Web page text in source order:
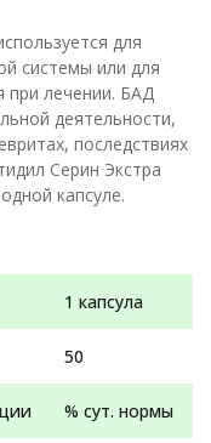
для
системы или для
при лечении. БАД
деятельности,
последствиях
Серин Экстра
капсуле.
1 капсула
50
% сут. нормы